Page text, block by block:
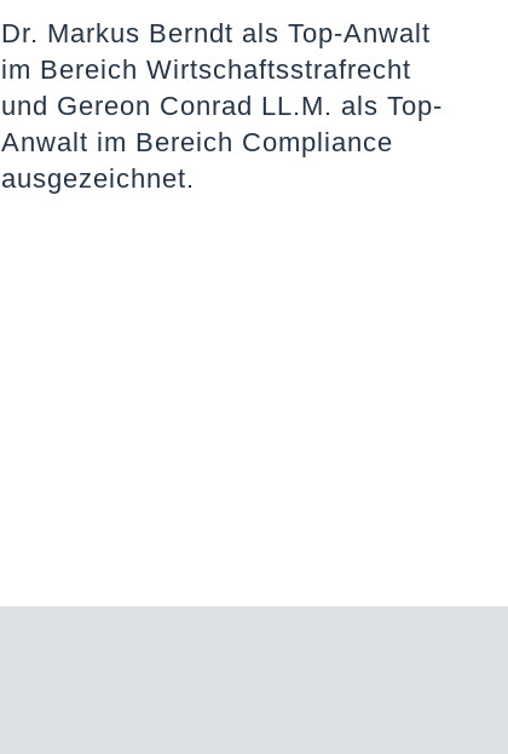
Dr. Markus Berndt als Top-Anwalt
im Bereich Wirtschaftsstrafrecht
und Gereon Conrad LL.M. als Top-
Anwalt im Bereich Compliance
ausgezeichnet.